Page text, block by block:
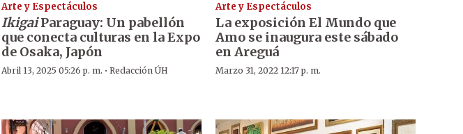
Arte y Espectáculos
IkigaiParaguay: Un pabellón
que conecta culturas en la Expo
de Osaka, Japón
Abril 13, 2025 05:26 p. m. · Redacción ÚH
Arte y Espectáculos
La exposición El Mundo que
Amo se inaugura este sábado
en Areguá
Marzo 31, 2022 12:17 p. m.